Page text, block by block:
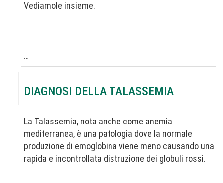
Vediamole insieme.
…
DIAGNOSI DELLA TALASSEMIA
La Talassemia, nota anche come anemia
mediterranea, è una patologia dove la normale
produzione di emoglobina viene meno causando una
rapida e incontrollata distruzione dei globuli rossi.